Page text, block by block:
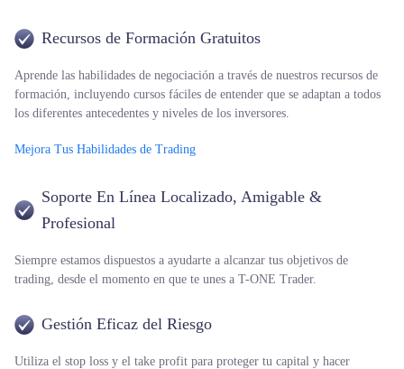
Recursos de Formación Gratuitos
Aprende las habilidades de negociación a través de nuestros recursos de
formación, incluyendo cursos fáciles de entender que se adaptan a todos
los diferentes antecedentes y niveles de los inversores.
Mejora Tus Habilidades de Trading
Soporte En Línea Localizado, Amigable &
Profesional
Siempre estamos dispuestos a ayudarte a alcanzar tus objetivos de
trading, desde el momento en que te unes a T-ONE Trader.
Gestión Eficaz del Riesgo
Utiliza el stop loss y el take profit para proteger tu capital y hacer